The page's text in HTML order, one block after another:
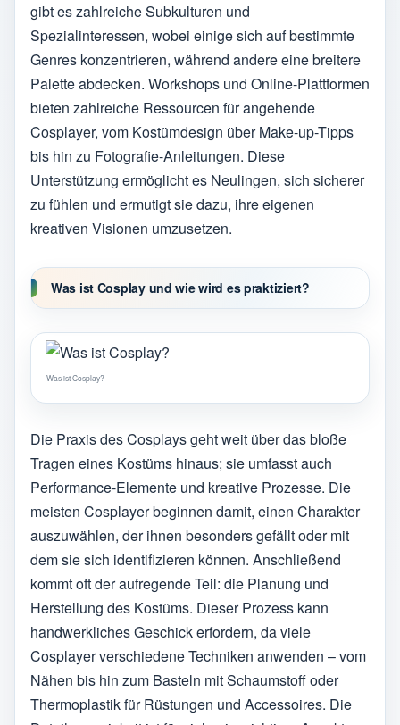
gibt es zahlreiche Subkulturen und
Spezialinteressen, wobei einige sich auf bestimmte
Genres konzentrieren, während andere eine breitere
Palette abdecken. Workshops und Online-Plattformen
bieten zahlreiche Ressourcen für angehende
Cosplayer, vom Kostümdesign über Make-up-Tipps
bis hin zu Fotografie-Anleitungen. Diese
Unterstützung ermöglicht es Neulingen, sich sicherer
zu fühlen und ermutigt sie dazu, ihre eigenen
kreativen Visionen umzusetzen.
Was ist Cosplay und wie wird es praktiziert?
Was ist Cosplay?
Die Praxis des Cosplays geht weit über das bloße
Tragen eines Kostüms hinaus; sie umfasst auch
Performance-Elemente und kreative Prozesse. Die
meisten Cosplayer beginnen damit, einen Charakter
auszuwählen, der ihnen besonders gefällt oder mit
dem sie sich identifizieren können. Anschließend
kommt oft der aufregende Teil: die Planung und
Herstellung des Kostüms. Dieser Prozess kann
handwerkliches Geschick erfordern, da viele
Cosplayer verschiedene Techniken anwenden – vom
Nähen bis hin zum Basteln mit Schaumstoff oder
Thermoplastik für Rüstungen und Accessoires. Die